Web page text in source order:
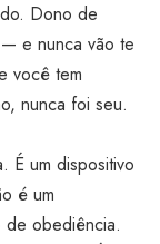
Dono de
e nunca vão te
você tem
nunca foi seu.
É um dispositivo
é um
obediência.